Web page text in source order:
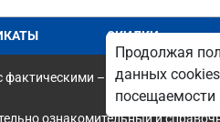
СКИДКИ
фактическими – является
ознакомительный и
Продолжая
данных
посещаемости